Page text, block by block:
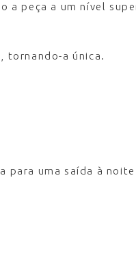
a peça a um nível
tornando-a única.
para uma saída à